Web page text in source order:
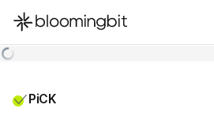
한국어
PiCK